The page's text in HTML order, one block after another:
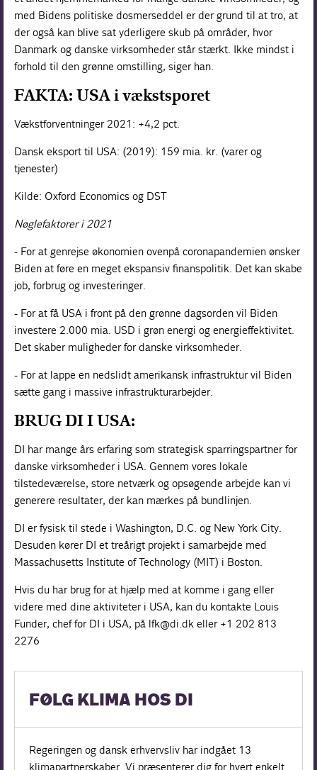
med Bidens politiske dosmerseddel er der grund til at tro, at
der også kan blive sat yderligere skub på områder, hvor
Danmark og danske virksomheder står stærkt. Ikke mindst i
forhold til den grønne omstilling, siger han.
FAKTA: USA i vækstsporet
Vækstforventninger 2021: +4,2 pct.
Dansk eksport til USA: (2019): 159 mia. kr. (varer og
tjenester)
Kilde: Oxford Economics og DST
Nøglefaktorer i 2021
- For at genrejse økonomien ovenpå coronapandemien ønsker
Biden at føre en meget ekspansiv finanspolitik. Det kan skabe
job, forbrug og investeringer.
- For at få USA i front på den grønne dagsorden vil Biden
investere 2.000 mia. USD i grøn energi og energieffektivitet.
Det skaber muligheder for danske virksomheder.
- For at lappe en nedslidt amerikansk infrastruktur vil Biden
sætte gang i massive infrastrukturarbejder.
BRUG DI I USA:
DI har mange års erfaring som strategisk sparringspartner for
danske virksomheder i USA. Gennem vores lokale
tilstedeværelse, store netværk og opsøgende arbejde kan vi
generere resultater, der kan mærkes på bundlinjen.
DI er fysisk til stede i Washington, D.C. og New York City.
Desuden kører DI et treårigt projekt i samarbejde med
Massachusetts Institute of Technology (MIT) i Boston.
Hvis du har brug for at hjælp med at komme i gang eller
videre med dine aktiviteter i USA, kan du kontakte Louis
Funder, chef for DI i USA, på lfk@di.dk eller +1 202 813
2276
FØLG KLIMA HOS DI
Regeringen og dansk erhvervsliv har indgået 13
klimapartnerskaber. Vi præsenterer dig for hvert enkelt